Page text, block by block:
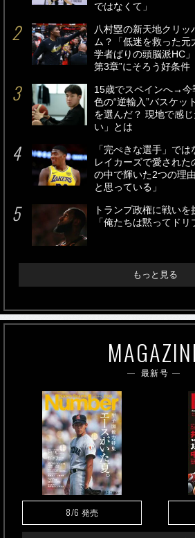
ではなくて」
八村塁の新天地クリッ
ム？「低迷を救った元
学者ばりの頭脳派HC
第3章”にそろう好条件
15歳でスペインへ→
色の“逆輸入”バスケッ
を選んだ？ 現地で感
い」とは
「完ぺきな選手」で
レイカーズで愛された
の中で輝いた2つの理
と思っている」
トランプ政権に戦いを
「俺たちは黙ってドリ
もっと見る
最新号
8/6 発売